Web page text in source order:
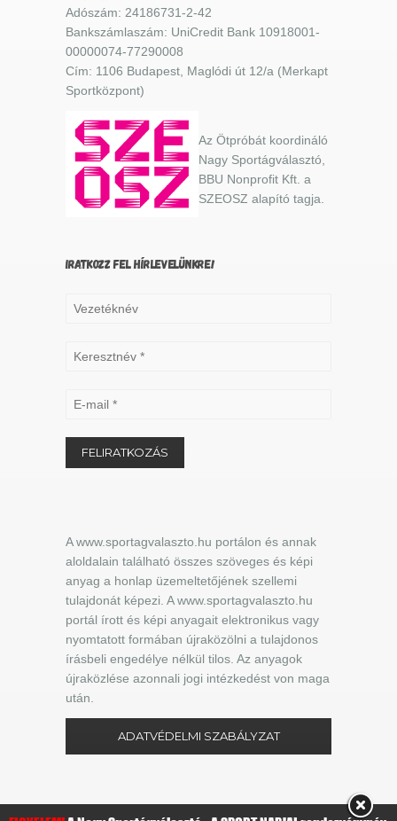
Adószám: 24186731-2-42
Bankszámlaszám: UniCredit Bank 10918001-
00000074-77290008
Cím: 1106 Budapest, Maglódi út 12/a (Merkapt
Sportközpont)
Az Ötpróbát koordináló
Nagy Sportágválasztó,
BBU Nonprofit Kft. a
SZEOSZ alapító tagja.
IRATKOZZ FEL HÍRLEVELÜNKRE!
A www.sportagvalaszto.hu portálon és annak
aloldalain található összes szöveges és képi
anyag a honlap üzemeltetőjének szellemi
tulajdonát képezi. A www.sportagvalaszto.hu
portál írott és képi anyagait elektronikus vagy
nyomtatott formában újraközölni a tulajdonos
írásbeli engedélye nélkül tilos. Az anyagok
újraközlése azonnali jogi intézkedést von maga
után.
ADATVÉDELMI SZABÁLYZAT